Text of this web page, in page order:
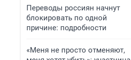
Переводы россиян начнут
блокировать по одной
причине: подробности
«Меня не просто отменяют,